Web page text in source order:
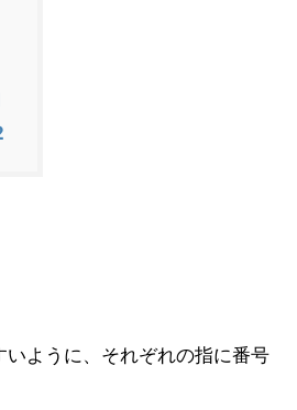
いように、それぞれの指に番号